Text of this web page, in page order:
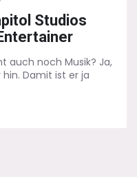
Studios
auch noch Musik? Ja,
Damit ist er ja